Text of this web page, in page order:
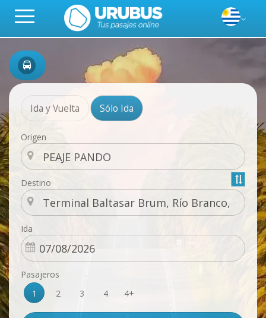
Ida y Vuelta Sólo Ida
Origen
Destino
Ida
Pasajeros
1
2 3 4 4+